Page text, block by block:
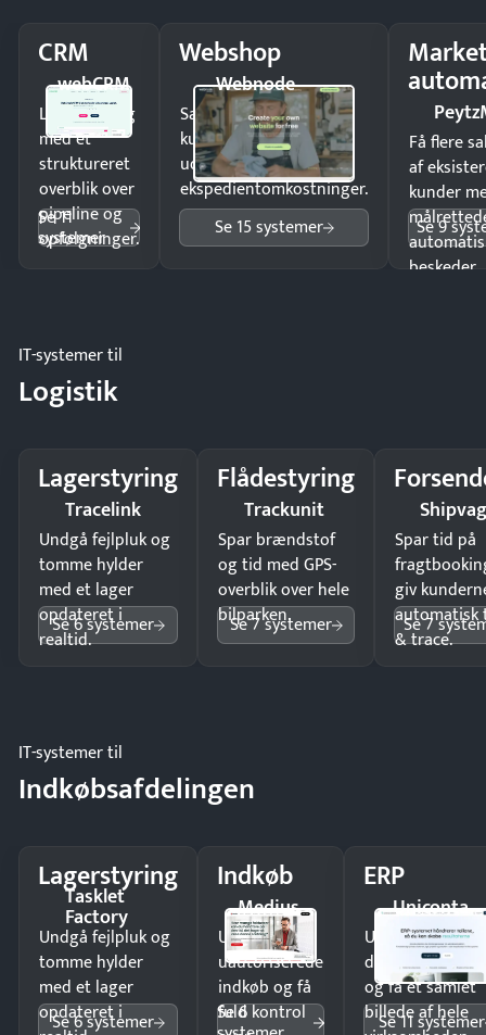
CRM
webCRM
Luk flere salg
med et
struktureret
overblik over
pipeline og
opfølgninger.
Se 11
systemer
Webshop
Webnode
Sælg produkter 24/7 til
kunder i hele landet
uden
ekspedientomkostninger.
Se 15 systemer
Få flere
af
kunder
beskeder.
Se 9
IT-systemer til
Logistik
Lagerstyring
Tracelink
Undgå fejlpluk og
tomme hylder
med et lager
opdateret i
realtid.
Se 6 systemer
Flådestyring
Trackunit
Spar brændstof
og tid med GPS-
overblik over hele
bilparken.
Se 7 systemer
Spar tid på
giv
automatisk
& trace.
Se 7
IT-systemer til
Indkøbsafdelingen
Lagerstyring
Tasklet
Factory
Undgå fejlpluk og
tomme hylder
med et lager
opdateret i
Se 6 systemer
Indkøb
Medius
Undgå
uautoriserede
indkøb og få
fuld kontrol
Se 6
ERP
Uniconta
Undgå
og få ét samlet
billede af hele
Se 11 systemer